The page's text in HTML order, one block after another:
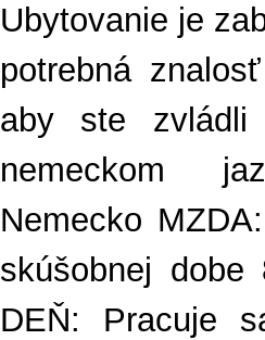
Ubytovanie je
potrebná
aby ste zvládli
nemeckom
Nemecko
skúšobnej
DEŇ: Pracuje